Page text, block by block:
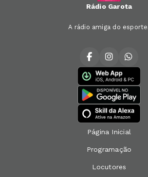
Rádio Garota
A rádio amiga do
Página Inicial
Programação
Locutores